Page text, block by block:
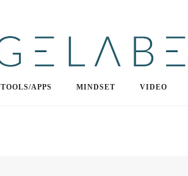
TOOLS/APPS MINDSET VIDEO